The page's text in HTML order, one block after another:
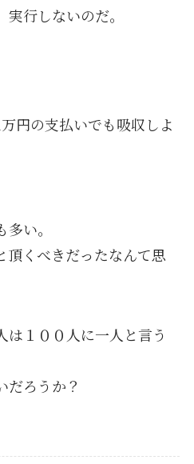
行しないのだ。
円の支払いでも吸収しよ
い。
頂くべきだったなんて思
は１００人に一人と言う
だろうか？